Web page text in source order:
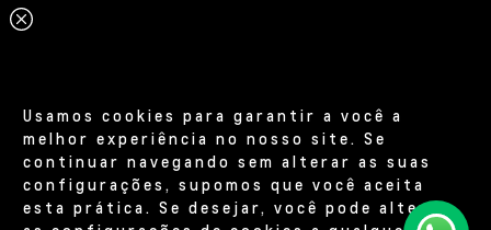
Usamos cookies para garantir a você a
melhor experiência no nosso site. Se
continuar navegando sem alterar as suas
configurações, supomos que você aceita
esta prática. Se desejar, você pode alterar